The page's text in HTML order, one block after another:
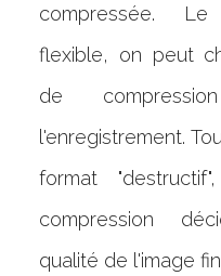
compressée.
flexible, on peut
de
l'enregistrement.
format
compression
qualité de l'image